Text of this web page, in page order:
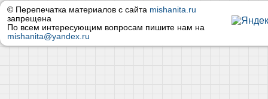
© Перепечатка материалов с сайта mishanita.ru
запрещена
По всем интересующим вопросам пишите нам на
mishanita@yandex.ru